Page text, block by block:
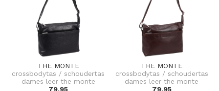
THE MONTE
crossbodytas / schoudertas
dames leer the monte
79,95
THE MONTE
crossbodytas / schoudertas
dames leer the monte
79,95